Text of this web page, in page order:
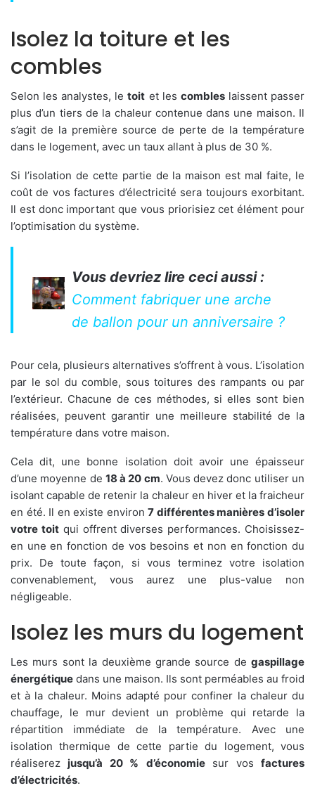
Isolez la toiture et les
combles
Selon les analystes, letoit et les combleslaissent passer
plus d’un tiers de la chaleur contenue dans une maison. Il
s’agit de la première source de perte de la température
dans le logement, avec un taux allant à plus de 30 %.
Si l’isolation de cette partie de la maison est mal faite, le
coût de vos factures d’électricité sera toujours exorbitant.
Il est donc important que vous priorisiez cet élément pour
l’optimisation du système.
Vous devriez lire ceci aussi :
Comment fabriquer une arche
de ballon pour un anniversaire ?
Pour cela, plusieurs alternatives s’offrent à vous. L’isolation
par le sol du comble, sous toitures des rampants ou par
l’extérieur. Chacune de ces méthodes, si elles sont bien
réalisées, peuvent garantir une meilleure stabilité de la
température dans votre maison.
Cela dit, une bonne isolation doit avoir une épaisseur
d’une moyenne de 18 à 20 cm. Vous devez donc utiliser un
isolant capable de retenir la chaleur en hiver et la fraicheur
en été. Il en existe environ7 différentes manières d’isoler
votre toitqui offrent diverses performances. Choisissez-
en une en fonction de vos besoins et non en fonction du
prix. De toute façon, si vous terminez votre isolation
convenablement, vous aurez une plus-value non
négligeable.
Isolez les murs du logement
Les murs sont la deuxième grande source de gaspillage
énergétique dans une maison. Ils sont perméables au froid
et à la chaleur. Moins adapté pour confiner la chaleur du
chauffage, le mur devient un problème qui retarde la
répartition immédiate de la température. Avec une
isolation thermique de cette partie du logement, vous
réaliserez jusqu’à 20 % d’économiesur vosfactures
d’électricités.